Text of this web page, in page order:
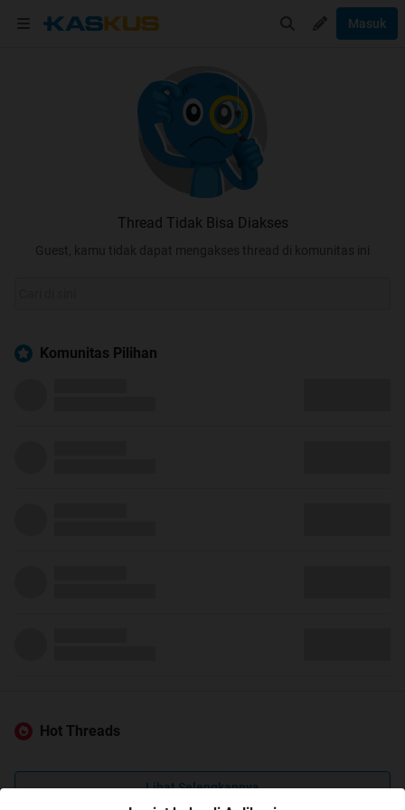
Masuk
Thread Tidak Bisa Diakses
Guest, kamu tidak dapat mengakses thread di komunitas ini
Komunitas Pilihan
Hot Threads
Lihat Selengkapnya